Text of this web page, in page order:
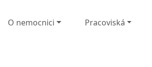
O nemocnici Pracoviská